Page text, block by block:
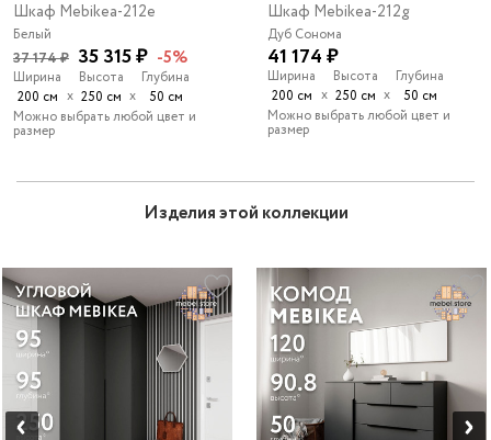
Шкаф Mebikea-212e
Белый
37 174 ₽ 35 315 ₽ -5%
Ширина
200 см х
Высота
250 см х
Глубина
50 см
Можно выбрать любой цвет и
размер
Шкаф Mebikea-212g
Дуб Сонома
41 174 ₽
Ширина
200 см х
Высота
250 см х
Глубина
50 см
Можно выбрать любой цвет и
размер
Изделия этой коллекции